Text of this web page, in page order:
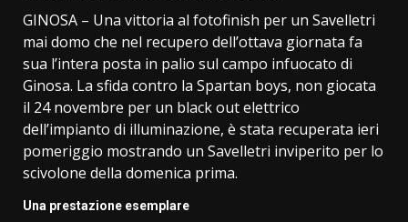
GINOSA – Una vittoria al fotofinish per un Savelletri
mai domo che nel recupero dell’ottava giornata fa
sua l’intera posta in palio sul campo infuocato di
Ginosa. La sfida contro la Spartan boys, non giocata
il 24 novembre per un black out elettrico
dell’impianto di illuminazione, è stata recuperata ieri
pomeriggio mostrando un Savelletri inviperito per lo
scivolone della domenica prima.
Una prestazione esemplare